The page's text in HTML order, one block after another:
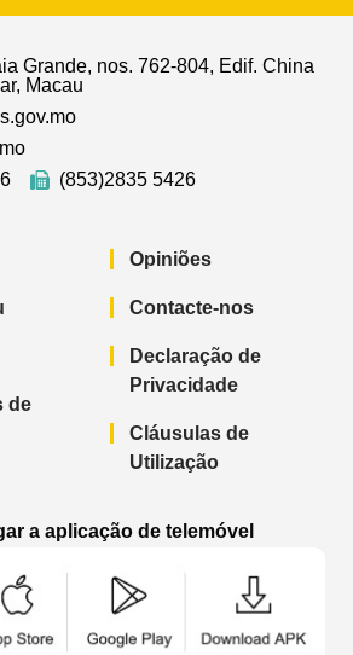
Grande, nos. 762-804, Edif. China
Macau
(853)2835 5426
de
Opiniões
Contacte-nos
Declaração de
Privacidade
Cláusulas de
Utilização
a aplicação de telemóvel